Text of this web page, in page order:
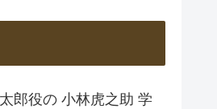
郎役の 小林虎之助 学